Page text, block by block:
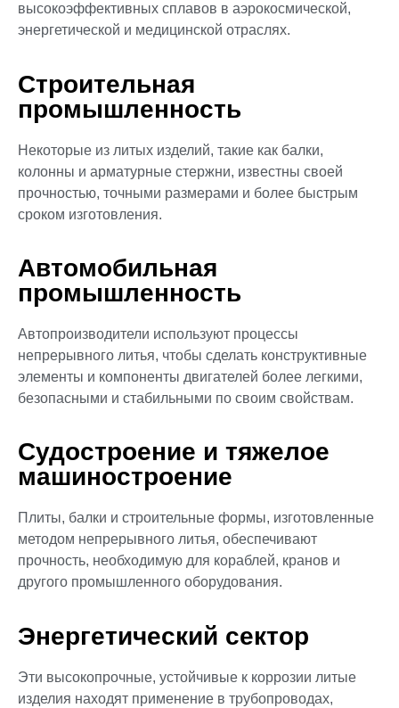
высокоэффективных сплавов в аэрокосмической,
энергетической и медицинской отраслях.
Строительная
промышленность
Некоторые из литых изделий, такие как балки,
колонны и арматурные стержни, известны своей
прочностью, точными размерами и более быстрым
сроком изготовления.
Автомобильная
промышленность
Автопроизводители используют процессы
непрерывного литья, чтобы сделать конструктивные
элементы и компоненты двигателей более легкими,
безопасными и стабильными по своим свойствам.
Судостроение и тяжелое
машиностроение
Плиты, балки и строительные формы, изготовленные
методом непрерывного литья, обеспечивают
прочность, необходимую для кораблей, кранов и
другого промышленного оборудования.
Энергетический сектор
Эти высокопрочные, устойчивые к коррозии литые
изделия находят применение в трубопроводах,